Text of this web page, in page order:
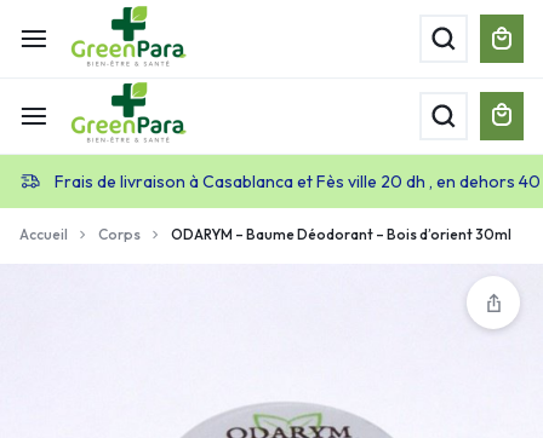
Frais de livraison à Casablanca et Fès ville 20 dh , en dehors
Accueil Corps ODARYM – Baume Déodorant – Bois d’orient 30ml